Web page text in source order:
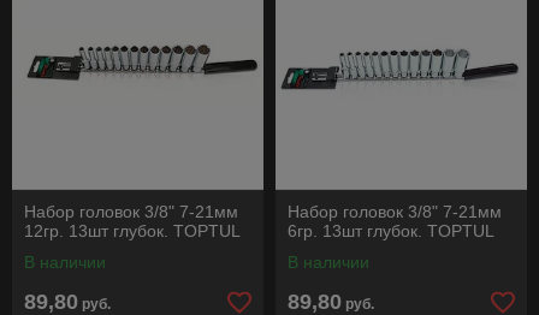
Набор головок 3/8" 7-21мм
12гр. 13шт глубок. TOPTUL
В наличии
89,80 руб.
Набор головок 3/8" 7-21мм
6гр. 13шт глубок. TOPTUL
В наличии
89,80 руб.